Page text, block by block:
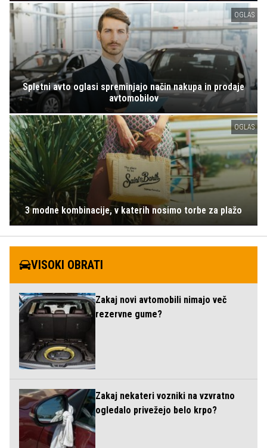
OGLAS
Spletni avto oglasi spreminjajo način nakupa in prodaje
avtomobilov
OGLAS
3 modne kombinacije, v katerih nosimo torbe za plažo
VISOKI OBRATI
Zakaj novi avtomobili nimajo več
rezervne gume?
Zakaj nekateri vozniki na vzvratno
ogledalo privežejo belo krpo?